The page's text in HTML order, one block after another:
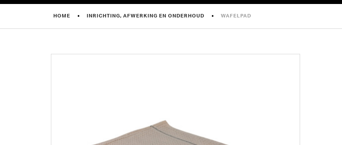
HOME INRICHTING, AFWERKING EN ONDERHOUD WAFELPAD